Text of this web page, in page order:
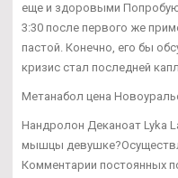
еще и здоровыми
3:30 после первого же
пастой. Конечно, его бы
кризис стал последней
Метанабол цена
Нандролон Деканоат Lyka
мышцы
Комментарии постоянных